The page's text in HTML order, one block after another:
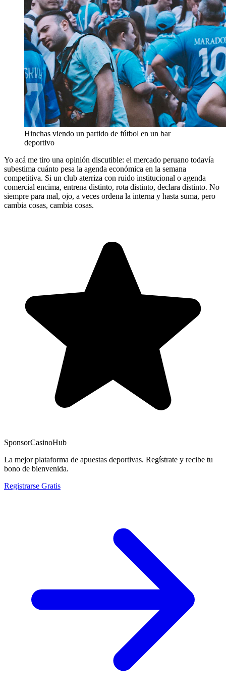
Hinchas viendo un partido de fútbol en un bar
deportivo
Yo acá me tiro una opinión discutible: el mercado peruano todavía
subestima cuánto pesa la agenda económica en la semana
competitiva. Si un club aterriza con ruido institucional o agenda
comercial encima, entrena distinto, rota distinto, declara distinto. No
siempre para mal, ojo, a veces ordena la interna y hasta suma, pero
cambia cosas, cambia cosas.
SponsorCasinoHub
La mejor plataforma de apuestas deportivas. Regístrate y recibe tu
bono de bienvenida.
Registrarse Gratis